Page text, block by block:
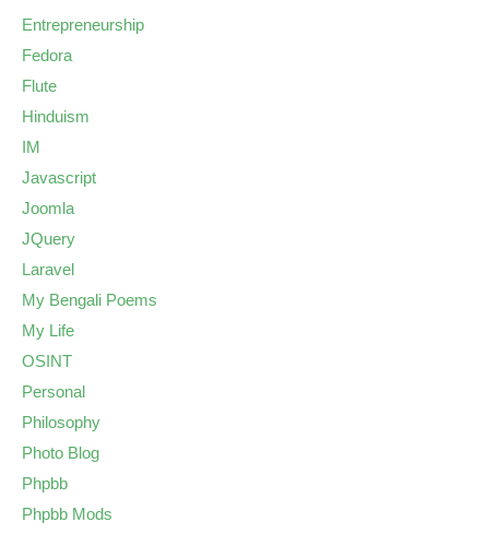
Entrepreneurship
Fedora
Flute
Hinduism
IM
Javascript
Joomla
JQuery
Laravel
My Bengali Poems
My Life
OSINT
Personal
Philosophy
Photo Blog
Phpbb
Phpbb Mods